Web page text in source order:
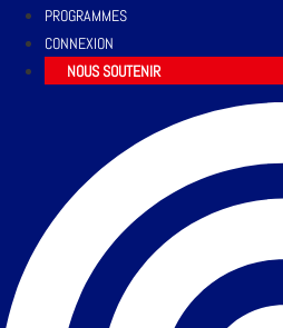
PROGRAMMES
CONNEXION
NOUS SOUTENIR